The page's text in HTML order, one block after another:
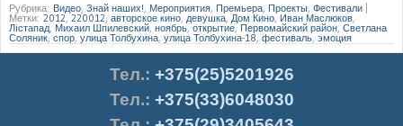
Рубрика: Видео Знай наших! Мероприятия Премьера Проекты Фестивали
Метки: 2012 ,220012 авторское кино девушка Дом Кино, Иван Маслюков
Лiстапад Михаил Шпилевский ноябрь ,открытие,Первомайский район Светлана
Соляник, спор улица Толбухина улица Толбухина-18 фестиваль эмоция
Тел.: +375(25)5201926
Тел.: +375(33)6048030